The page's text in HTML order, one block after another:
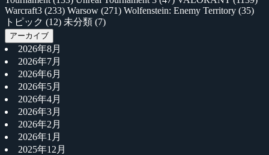
Warcraft3 (233) Warsow (271) Wolfenstein: Enemy Territory (35)
トピック (12) 未分類 (7)
アーカイブ
2026年8月
2026年7月
2026年6月
2026年5月
2026年4月
2026年3月
2026年2月
2026年1月
2025年12月